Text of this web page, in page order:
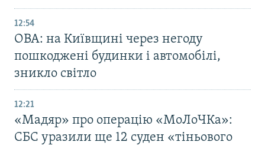
12:54
ОВА: на Київщині через негоду
пошкоджені будинки і автомобілі,
зникло світло
12:21
«Мадяр» про операцію «МоЛоЧКа»:
СБС уразили ще 12 суден «тіньового